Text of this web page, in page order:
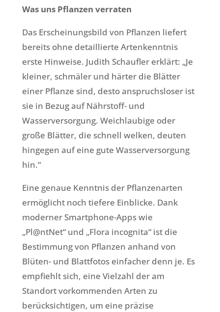
Was uns Pflanzen verraten
Das Erscheinungsbild von Pflanzen liefert
bereits ohne detaillierte Artenkenntnis
erste Hinweise. Judith Schaufler erklärt: „Je
kleiner, schmäler und härter die Blätter
einer Pflanze sind, desto anspruchsloser ist
sie in Bezug auf Nährstoff- und
Wasserversorgung. Weichlaubige oder
große Blätter, die schnell welken, deuten
hingegen auf eine gute Wasserversorgung
hin.“
Eine genaue Kenntnis der Pflanzenarten
ermöglicht noch tiefere Einblicke. Dank
moderner Smartphone-Apps wie
„Pl@ntNet“ und „Flora incognita“ ist die
Bestimmung von Pflanzen anhand von
Blüten- und Blattfotos einfacher denn je. Es
empfiehlt sich, eine Vielzahl der am
Standort vorkommenden Arten zu
berücksichtigen, um eine präzise